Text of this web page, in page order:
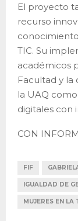
El proyecto
recurso
TIC. Su
académicos
Facultad y la
la UAQ
digitales con
CON
FIF
IGUALDAD DE
MUJERES EN LA